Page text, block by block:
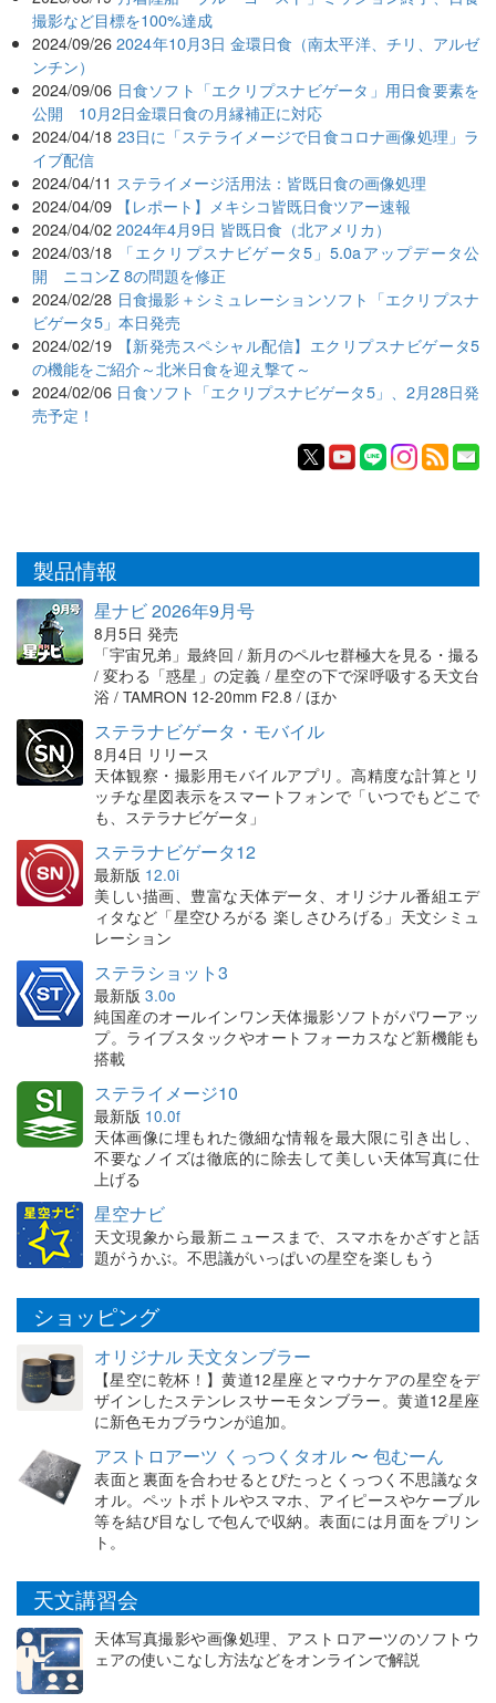
撮影など目標を100%達成
2024/09/26 2024年10月3日 金環日食（南太平洋、チリ、アルゼ
ンチン）
2024/09/06 日食ソフト「エクリプスナビゲータ」用日食要素を
公開 10月2日金環日食の月縁補正に対応
2024/04/18 23日に「ステライメージで日食コロナ画像処理」ラ
イブ配信
2024/04/11 ステライメージ活用法：皆既日食の画像処理
2024/04/09 【レポート】メキシコ皆既日食ツアー速報
2024/04/02 2024年4月9日 皆既日食（北アメリカ）
2024/03/18
「エクリプスナビゲータ5」5.0aアップデータ公
開 ニコンZ 8の問題を修正
2024/02/28 日食撮影＋シミュレーションソフト「エクリプスナ
ビゲータ5」本日発売
2024/02/19
【新発売スペシャル配信】エクリプスナビゲータ5
の機能をご紹介～北米日食を迎え撃て～
2024/02/06 日食ソフト「エクリプスナビゲータ5」、2月28日発
売予定！
製品情報
星ナビ 2026年9月号
8月5日 発売
「宇宙兄弟」最終回 / 新月のペルセ群極大を見る・撮る
/ 変わる「惑星」の定義 / 星空の下で深呼吸する天文台
浴 / TAMRON 12-20mm F2.8 / ほか
ステラナビゲータ・モバイル
8月4日 リリース
天体観察・撮影用モバイルアプリ。高精度な計算とリ
ッチな星図表示をスマートフォンで「いつでもどこで
も、ステラナビゲータ」
ステラナビゲータ12
最新版 12.0i
美しい描画、豊富な天体データ、オリジナル番組エデ
ィタなど「星空ひろがる 楽しさひろげる」天文シミュ
レーション
ステラショット3
最新版 3.0o
純国産のオールインワン天体撮影ソフトがパワーアッ
プ。ライブスタックやオートフォーカスなど新機能も
搭載
ステライメージ10
最新版 10.0f
天体画像に埋もれた微細な情報を最大限に引き出し、
不要なノイズは徹底的に除去して美しい天体写真に仕
上げる
星空ナビ
天文現象から最新ニュースまで、スマホをかざすと話
題がうかぶ。不思議がいっぱいの星空を楽しもう
ショッピング
オリジナル 天文タンブラー
【星空に乾杯！】黄道12星座とマウナケアの星空をデ
ザインしたステンレスサーモタンブラー。黄道12星座
に新色モカブラウンが追加。
アストロアーツ くっつくタオル 〜 包むーん
表面と裏面を合わせるとぴたっとくっつく不思議なタ
オル。ペットボトルやスマホ、アイピースやケーブル
等を結び目なしで包んで収納。表面には月面をプリン
ト。
天文講習会
天体写真撮影や画像処理、アストロアーツのソフトウ
ェアの使いこなし方法などをオンラインで解説